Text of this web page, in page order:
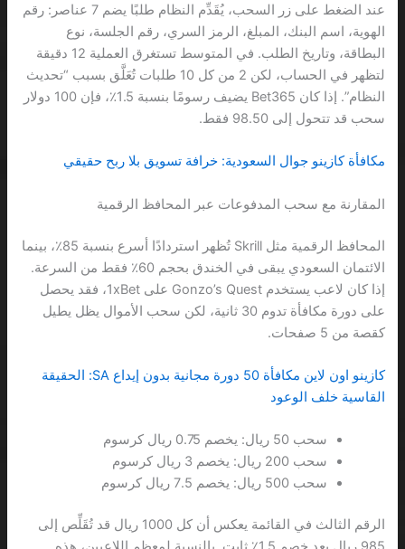
عند الضغط على زر السحب، يُقَدِّم النظام طلبًا يضم 7 عناصر: رقم
الهوية، اسم البنك، المبلغ، الرمز السري، رقم الجلسة، نوع
البطاقة، وتاريخ الطلب. في المتوسط تستغرق العملية 12 دقيقة
لتظهر في الحساب، لكن 2 من كل 10 طلبات تُعَلَّق بسبب “تحديث
النظام”. إذا كان Bet365 يضيف رسومًا بنسبة 1.5٪، فإن 100 دولار
سحب قد تتحول إلى 98.50 فقط.
مكافأة كازينو جوال السعودية: خرافة تسويق بلا ربح حقيقي
المقارنة مع سحب المدفوعات عبر المحافظ الرقمية
المحافظ الرقمية مثل Skrill تُظهر استردادًا أسرع بنسبة 85٪، بينما
الائتمان السعودي يبقى في الخندق بحجم 60٪ فقط من السرعة.
إذا كان لاعب يستخدم Gonzo’s Quest على 1xBet، فقد يحصل
على دورة مكافأة تدوم 30 ثانية، لكن سحب الأموال يظل يطيل
كقصة من 5 صفحات.
كازينو اون لاين مكافأة 50 دورة مجانية بدون إيداع SA: الحقيقة
القاسية خلف الوعود
سحب 50 ريال: يخصم 0.75 ريال كرسوم
سحب 200 ريال: يخصم 3 ريال كرسوم
سحب 500 ريال: يخصم 7.5 ريال كرسوم
الرقم الثالث في القائمة يعكس أن كل 1000 ريال قد تُقَلِّص إلى